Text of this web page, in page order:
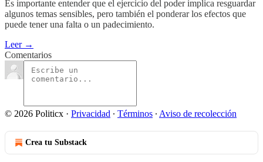
Es importante entender que el ejercicio del poder implica resguardar
algunos temas sensibles, pero también el ponderar los efectos que
puede tener una falta o un padecimiento.
Leer →
Comentarios
© 2026 Politicx · Privacidad ∙ Términos ∙ Aviso de recolección
Crea tu Substack